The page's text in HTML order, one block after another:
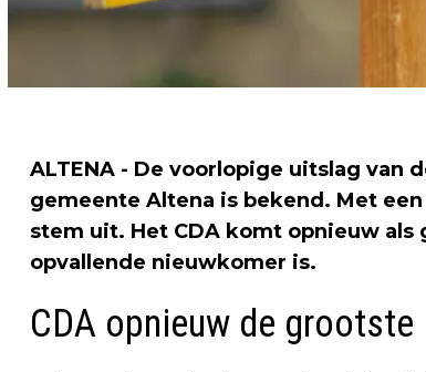
ALTENA - De voorlopige uitslag van
gemeente Altena is bekend. Met
stem uit. Het CDA komt opnieuw
opvallende nieuwkomer is.
CDA opnieuw de grootste